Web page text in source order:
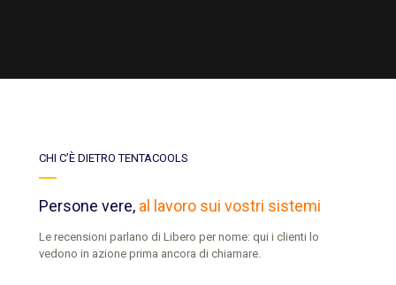
CHI C’È DIETRO TENTACOOLS
Persone vere, al lavoro sui vostri sistemi
Le recensioni parlano di Libero per nome: qui i clienti lo
vedono in azione prima ancora di chiamare.